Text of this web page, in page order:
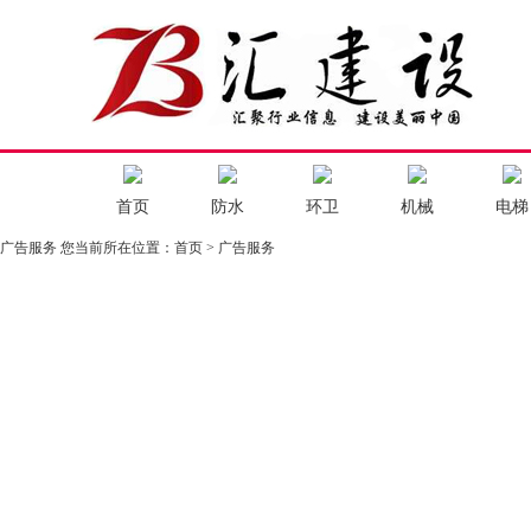
首页 防水 环卫 机械 电梯
广告服务 您当前所在位置： 首页 > 广告服务